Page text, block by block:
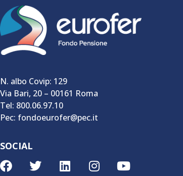
N. albo Covip: 129
Via Bari, 20 – 00161 Roma
Tel: 800.06.97.10
Pec: fondoeurofer@pec.it
SOCIAL